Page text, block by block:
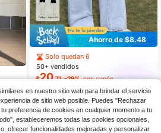
esta
p
Ahorro de $8.48
Solo quedan 6
50+ vendidos
$20.71 -29% con cupón
SHEIN Tall
en nuestro sitio web para brindar el servicio
de sitio web posible. Puedes "Rechazar
preferencia de cookies en cualquier momento a tu
estableceremos todas las cookies opcionales,
ofrecer funcionalidades mejoradas y personalizar